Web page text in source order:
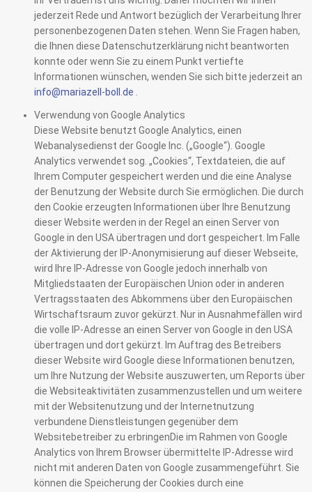
jederzeit Rede und Antwort bezüglich der Verarbeitung Ihrer
personenbezogenen Daten stehen. Wenn Sie Fragen haben,
die Ihnen diese Datenschutzerklärung nicht beantworten
konnte oder wenn Sie zu einem Punkt vertiefte
Informationen wünschen, wenden Sie sich bitte jederzeit an
info@mariazell-boll.de
Verwendung von Google Analytics
Diese Website benutzt Google Analytics, einen
Webanalysedienst der Google Inc. („Google“). Google
Analytics verwendet sog. „Cookies“, Textdateien, die auf
Ihrem Computer gespeichert werden und die eine Analyse
der Benutzung der Website durch Sie ermöglichen. Die durch
den Cookie erzeugten Informationen über Ihre Benutzung
dieser Website werden in der Regel an einen Server von
Google in den USA übertragen und dort gespeichert. Im Falle
der Aktivierung der IP-Anonymisierung auf dieser Webseite,
wird Ihre IP-Adresse von Google jedoch innerhalb von
Mitgliedstaaten der Europäischen Union oder in anderen
Vertragsstaaten des Abkommens über den Europäischen
Wirtschaftsraum zuvor gekürzt. Nur in Ausnahmefällen wird
die volle IP-Adresse an einen Server von Google in den USA
übertragen und dort gekürzt. Im Auftrag des Betreibers
dieser Website wird Google diese Informationen benutzen,
um Ihre Nutzung der Website auszuwerten, um Reports über
die Websiteaktivitäten zusammenzustellen und um weitere
mit der Websitenutzung und der Internetnutzung
verbundene Dienstleistungen gegenüber dem
Websitebetreiber zu erbringenDie im Rahmen von Google
Analytics von Ihrem Browser übermittelte IP-Adresse wird
nicht mit anderen Daten von Google zusammengeführt. Sie
können die Speicherung der Cookies durch eine